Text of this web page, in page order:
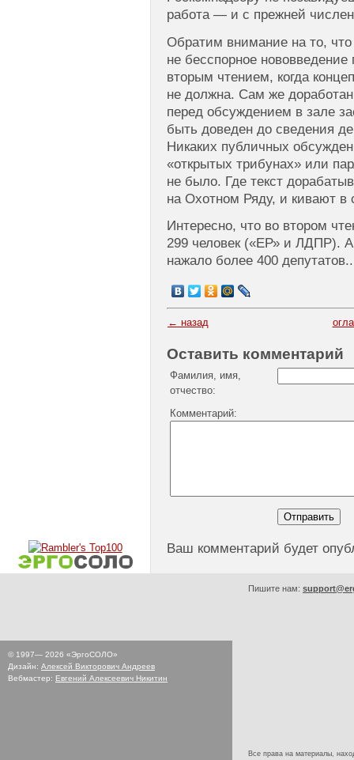
работа — и с прежней
Обратим внимание на то, что
не бесспорное нововведение
вторым чтением, когда
не должна. Сам же
перед обсуждением в зале
быть доведен до сведения
Никаких публичных
«открытых трибунах» или
не было. Где текст
на Охотном Ряду, и кивают в
Интересно, что во втором
299 человек («ЕР» и ЛДПР). А
нажало более 400
← назад
Оставить комментарий
Фамилия, имя,
отчество:
Комментарий:
Ваш комментарий будет
© 1997— 2026 «ЭргоСОЛО»
Дизайн: Алексей Викторович Андреев
Вебмастер: Евгений Алексеевич Никитин
Пишите нам:
Все права на материалы,